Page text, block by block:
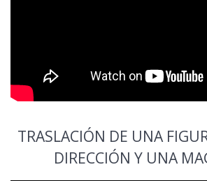
TRASLACIÓN DE UNA
DIRECCIÓN Y UNA